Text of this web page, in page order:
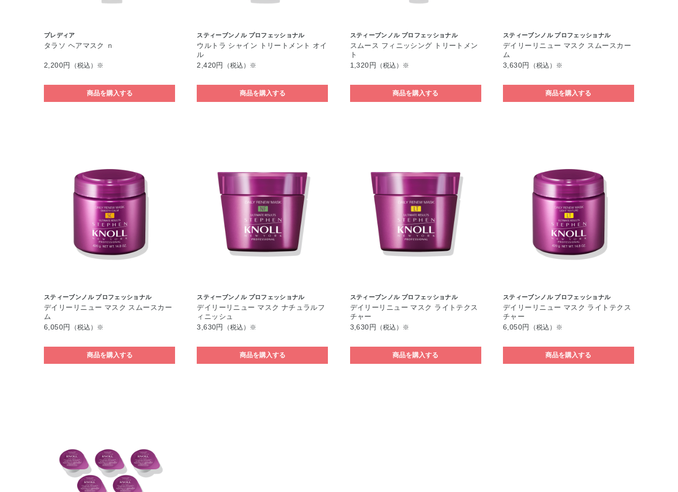
プレディア
タラソ ヘアマスク ｎ
2,200円 （税込）※
商品を購入する
スティーブンノル プロフェッショナル
ウルトラ シャイン トリートメント オイ
ル
2,420円
（税込）※
商品を購入する
スティーブンノル プロフェッショナル
スムース フィニッシング トリートメン
ト
1,320円
（税込）※
商品を購入する
スティーブンノル プロフェッショナル
デイリーリニュー マスク スムースカー
ム
3,630円
（税込）※
商品を購入する
スティーブンノル プロフェッショナル
デイリーリニュー マスク スムースカー
ム
6,050円
（税込）※
商品を購入する
スティーブンノル プロフェッショナル
デイリーリニュー マスク ナチュラルフ
ィニッシュ
3,630円
（税込）※
商品を購入する
スティーブンノル プロフェッショナル
デイリーリニュー マスク ライトテクス
チャー
3,630円
（税込）※
商品を購入する
スティーブンノル プロフェッショナル
デイリーリニュー マスク ライトテクス
チャー
6,050円
（税込）※
商品を購入する